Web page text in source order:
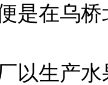
是在乌
以生产